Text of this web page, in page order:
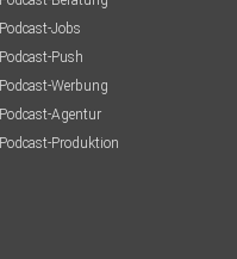
Podcast-Jobs
Podcast-Push
Podcast-Werbung
Podcast-Agentur
Podcast-Produktion